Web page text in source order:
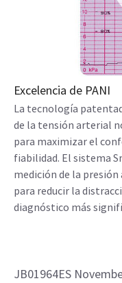
Excelencia de PANI
La tecnología
de la tensión arterial
para maximizar el
fiabilidad. El sistema
medición de la
para reducir la
diagnóstico más
JB01964ES